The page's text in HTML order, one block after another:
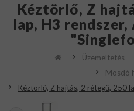
Kéztörlő, Z
lap, H3 rendszer,
Üzemeltetés
Mosdó
Kéztörlő, Z hajtás, 2 rétegű, 250